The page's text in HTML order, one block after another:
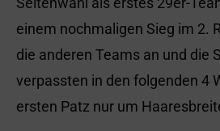
einem nochmaligen Sieg im 2.
die anderen Teams an und die
verpassten in den folgenden 4
ersten Patz nur um